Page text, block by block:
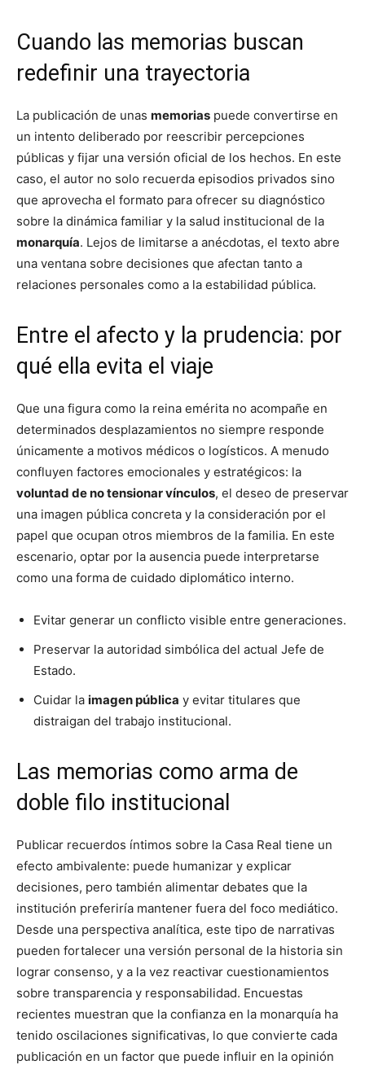
Cuando las memorias buscan
redefinir una trayectoria
La publicación de unas memorias puede convertirse en
un intento deliberado por reescribir percepciones
públicas y fijar una versión oficial de los hechos. En este
caso, el autor no solo recuerda episodios privados sino
que aprovecha el formato para ofrecer su diagnóstico
sobre la dinámica familiar y la salud institucional de la
monarquía. Lejos de limitarse a anécdotas, el texto abre
una ventana sobre decisiones que afectan tanto a
relaciones personales como a la estabilidad pública.
Entre el afecto y la prudencia: por
qué ella evita el viaje
Que una figura como la reina emérita no acompañe en
determinados desplazamientos no siempre responde
únicamente a motivos médicos o logísticos. A menudo
confluyen factores emocionales y estratégicos: la
voluntad de no tensionar vínculos, el deseo de preservar
una imagen pública concreta y la consideración por el
papel que ocupan otros miembros de la familia. En este
escenario, optar por la ausencia puede interpretarse
como una forma de cuidado diplomático interno.
Evitar generar un conflicto visible entre generaciones.
Preservar la autoridad simbólica del actual Jefe de
Estado.
Cuidar la imagen pública y evitar titulares que
distraigan del trabajo institucional.
Las memorias como arma de
doble filo institucional
Publicar recuerdos íntimos sobre la Casa Real tiene un
efecto ambivalente: puede humanizar y explicar
decisiones, pero también alimentar debates que la
institución preferiría mantener fuera del foco mediático.
Desde una perspectiva analítica, este tipo de narrativas
pueden fortalecer una versión personal de la historia sin
lograr consenso, y a la vez reactivar cuestionamientos
sobre transparencia y responsabilidad. Encuestas
recientes muestran que la confianza en la monarquía ha
tenido oscilaciones significativas, lo que convierte cada
publicación en un factor que puede influir en la opinión